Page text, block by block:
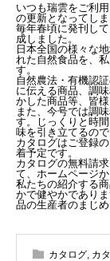
いつも瑞雲をご利
の更新となってしま
毎年春頃に発刊し
成しました。
日本全国の様々な
れた自然食品を、
す。
自然農法・有機認
に伝える商品、調味
かした商品等、 皆
また、 今号では調
す。
じっくりと時
味を引き立てるので
カタログはご登録
着予定です。
カタログの無料請
て、ホームページ
私たちの紹介する
かで健やかであり
品の生産者のまじめ
カタログ カ